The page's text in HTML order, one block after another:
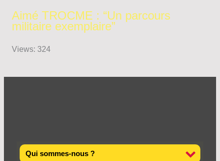
Qui sommes-nous ?
Aimé TROCME : “Un parcours
militaire exemplaire”
Views: 324